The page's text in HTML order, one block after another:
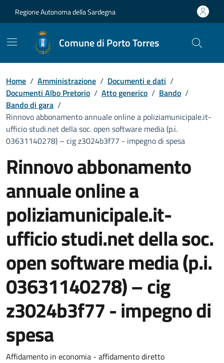
Regione Autonoma della Sardegna
Comune di Porto Torres
Home / Amministrazione / Documenti e dati /
Documenti Albo Pretorio / Atto generico / Bando /
Bando di gara /
Rinnovo abbonamento annuale online a poliziamunicipale.it-
ufficio studi.net della soc. open software media (p.i.
03631140278) – cig z3024b3f77 - impegno di spesa
Rinnovo abbonamento
annuale online a
poliziamunicipale.it-
ufficio studi.net della soc.
open software media (p.i.
03631140278) – cig
z3024b3f77 - impegno di
spesa
Dettaglio del documento
Affidamento in economia - affidamento diretto